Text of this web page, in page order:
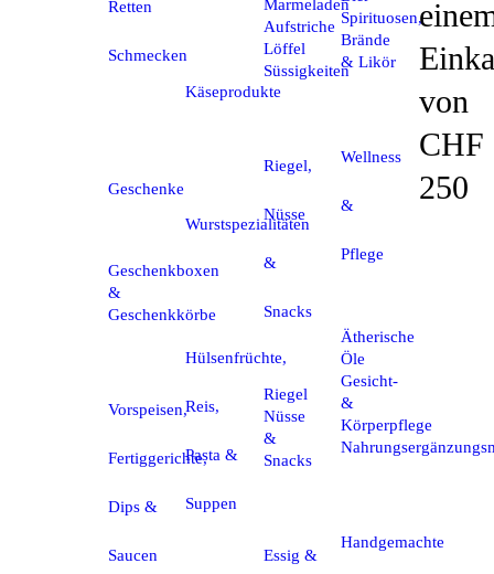
Retten
Schmecken
Geschenke
Geschenkboxen
&
Geschenkkörbe
Vorspeisen,
Fertiggerichte,
Dips &
Saucen
Käseprodukte
Wurstspezialitäten
Hülsenfrüchte,
Reis,
Pasta &
Suppen
Marmeladen
Aufstriche
Löffel
Süssigkeiten
Riegel,
Nüsse
&
Snacks
Riegel
Nüsse
&
Snacks
Essig &
Spirituosen,
Brände
& Likör
Wellness
&
Pflege
Ätherische
Öle
Gesicht-
&
Körperpflege
Handgemachte
von
CHF
250